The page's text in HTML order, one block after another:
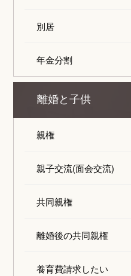
別居
年金分割
離婚と子供
親権
親子交流(面会交流)
共同親権
離婚後の共同親権
養育費請求したい